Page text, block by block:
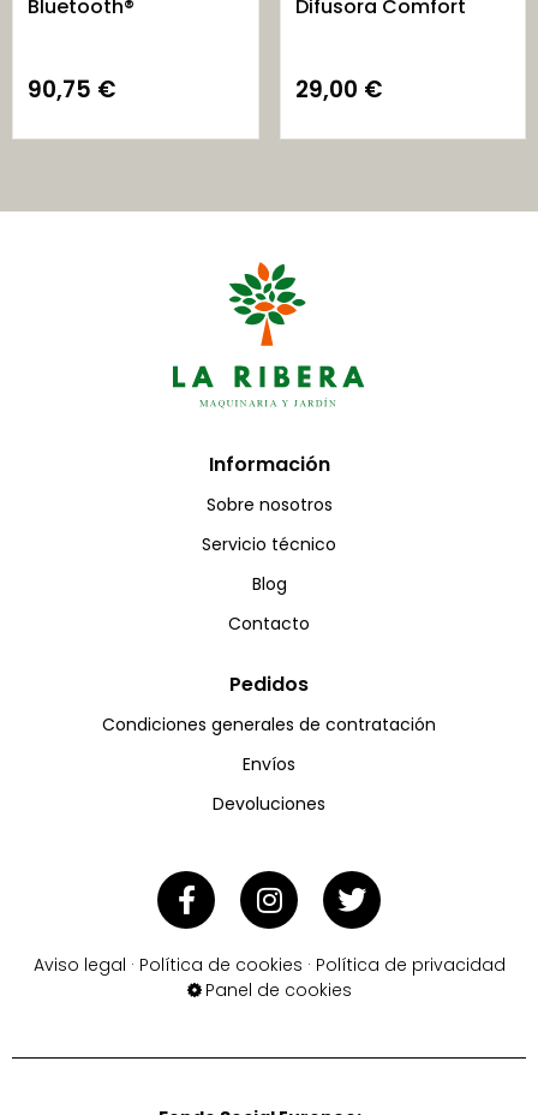
Bluetooth®
90,75 €
Difusora Comfort
29,00 €
Información
Sobre nosotros
Servicio técnico
Blog
Contacto
Pedidos
Condiciones generales de contratación
Envíos
Devoluciones
Aviso legal · Política de cookies · Política de privacidad
Panel de cookies